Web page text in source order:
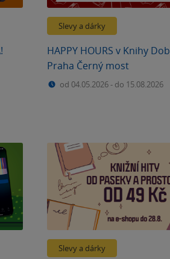
Slevy a dárky
HAPPY HOURS v Knihy
Praha Černý most
od 04.05.2026- do 15.08.2026
Slevy a dárky